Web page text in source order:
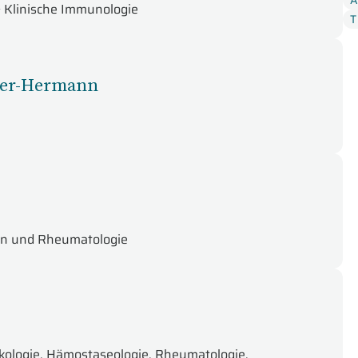
Immunologie
Hermann
und Rheumatologie